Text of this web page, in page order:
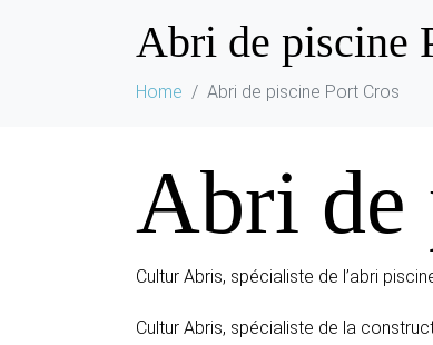
Abri de piscine
Home Abri de piscine Port Cros
Abri de
Cultur Abris, spécialiste de l’abri
Cultur Abris, spécialiste de la